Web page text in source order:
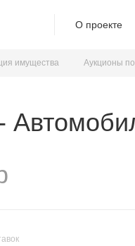
О проекте
имущества Аукционы